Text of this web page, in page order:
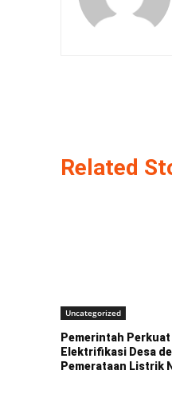
Related
Uncategorized
Pemerintah
Elektrifikasi Desa
Pemerataan Listrik